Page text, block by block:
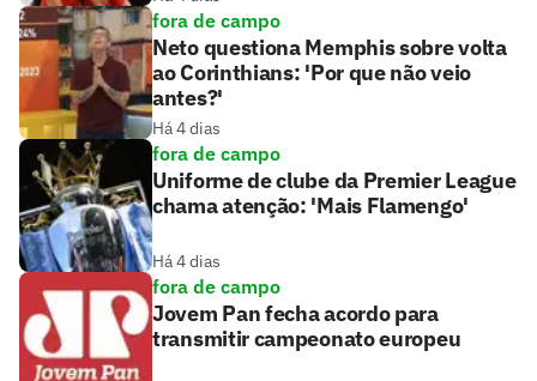
fora de campo
Neto questiona Memphis sobre volta
ao Corinthians: 'Por que não veio
antes?'
Há 4 dias
fora de campo
Uniforme de clube da Premier League
chama atenção: 'Mais Flamengo'
Há 4 dias
fora de campo
Jovem Pan fecha acordo para
transmitir campeonato europeu